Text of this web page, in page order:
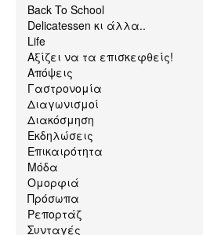
Back To School
Delicatessen κι άλλα..
Life
Αξίζει να τα επισκεφθείς!
Απόψεις
Γαστρονομία
Διαγωνισμοί
Διακόσμηση
Εκδηλώσεις
Επικαιρότητα
Μόδα
Ομορφιά
Πρόσωπα
Ρεπορτάζ
Συνταγές